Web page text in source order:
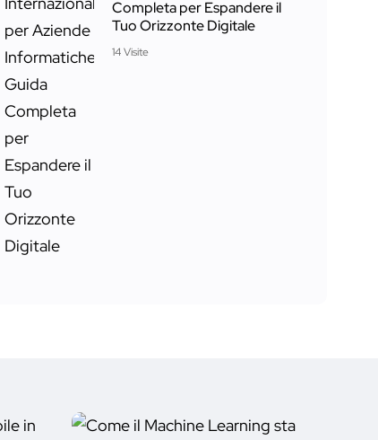
Completa per Espandere il
Tuo Orizzonte Digitale
14 Visite